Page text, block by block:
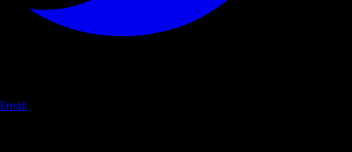
Email